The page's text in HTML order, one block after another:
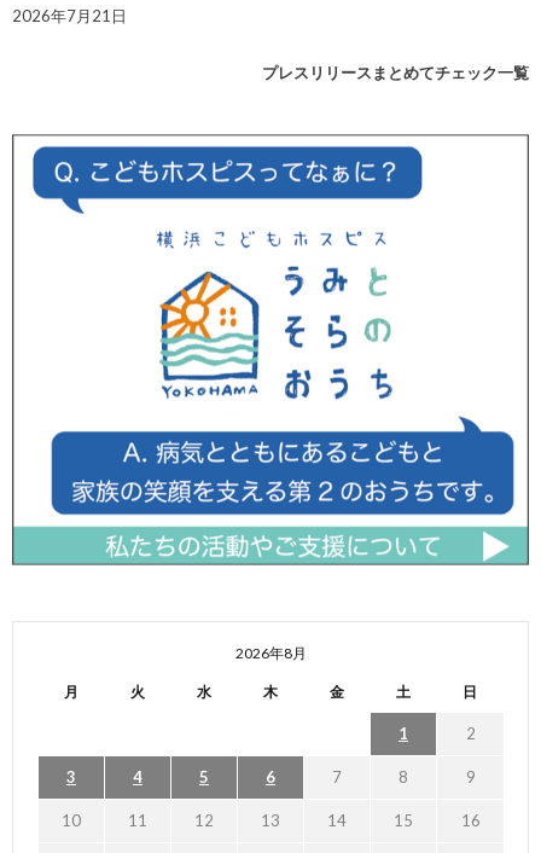
2026年7月21日
プレスリリースまとめてチェック一覧
2026年8月
月 火 水 木 金 土 日
1 2
3 4 5 6 7 8 9
10 11 12 13 14 15 16